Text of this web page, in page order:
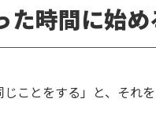
時間に始め
ことをする」と、それ